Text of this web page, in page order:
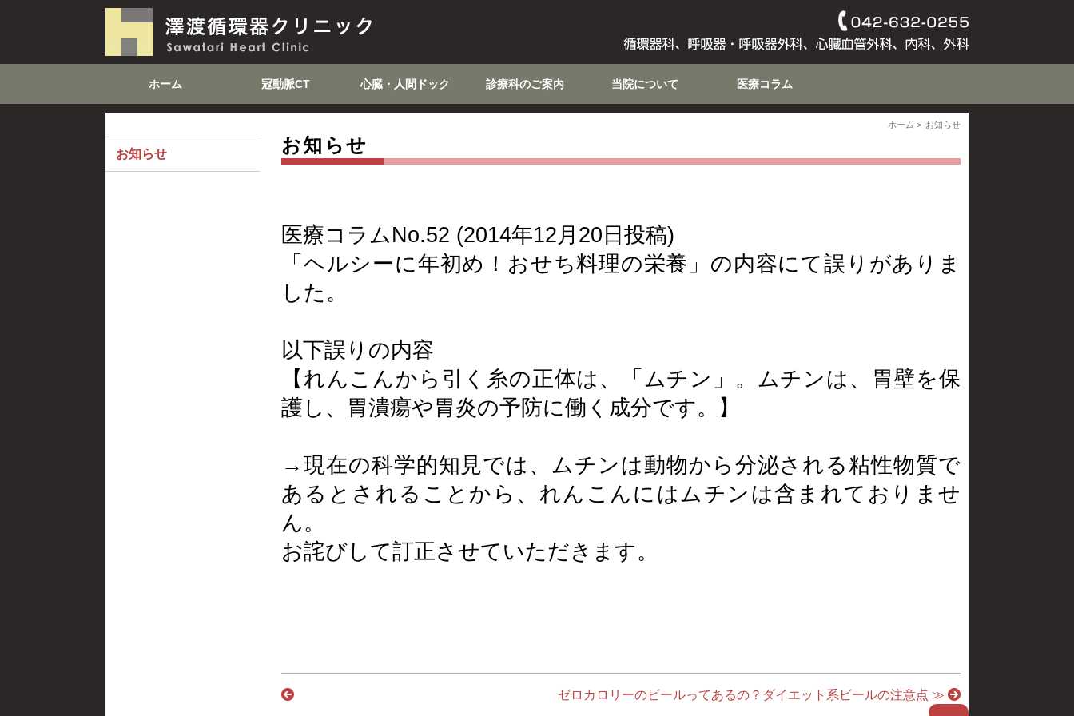
ホーム 冠動脈CT 心臓・人間ドック 診療科のご案内 当院について 医療コラム
ホーム お知らせ
お知らせ お知らせ
医療コラムNo.52 (2014年12月20日投稿)
「ヘルシーに年初め！おせち料理の栄養」の内容にて誤りがありま
した。
以下誤りの内容
【れんこんから引く糸の正体は、「ムチン」。ムチンは、胃壁を保
護し、胃潰瘍や胃炎の予防に働く成分です。】
→現在の科学的知見では、ムチンは動物から分泌される粘性物質で
あるとされることから、れんこんにはムチンは含まれておりませ
ん。
お詫びして訂正させていただきます。
ゼロカロリーのビールってあるの？ダイエット系ビールの注意点 ≫